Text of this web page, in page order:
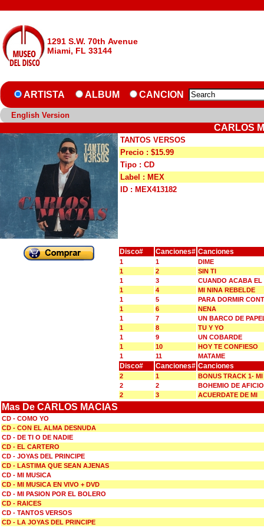
1291 S.W. 70th Avenue
Miami, FL 33144
ARTISTA ALBUM CANCION
English Version
CARLOS
TANTOS VERSOS
Precio : $15.99
Tipo : CD
Label : MEX
ID : MEX413182
Disco# Canciones# Canciones
1 1
DIME
1
2
SIN TI
1
3
CUANDO ACABA EL
1
4
MI NINA REBELDE
1
5
PARA DORMIR
1
6
NENA
1
7
UN BARCO DE
1
8
TU Y YO
1
9
UN COBARDE
1
10
HOY TE CONFIESO
1
11 MATAME
Disco# Canciones# Canciones
2 1
BONUS TRACK 1-
2
2
BOHEMIO DE
2
3 ACUERDATE DE MI
Mas De CARLOS MACIAS
CD - COMO YO
CD - CON EL ALMA DESNUDA
CD - DE TI O DE NADIE
CD - EL CARTERO
CD - JOYAS DEL PRINCIPE
CD - LASTIMA QUE SEAN AJENAS
CD - MI MUSICA
CD - MI MUSICA EN VIVO + DVD
CD - MI PASION POR EL BOLERO
CD - RAICES
CD - TANTOS VERSOS
CD - LA JOYAS DEL PRINCIPE